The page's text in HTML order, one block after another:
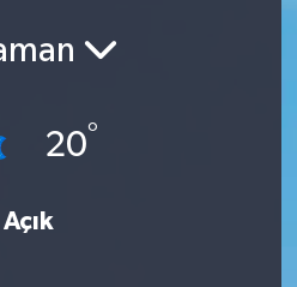
20°
Açık